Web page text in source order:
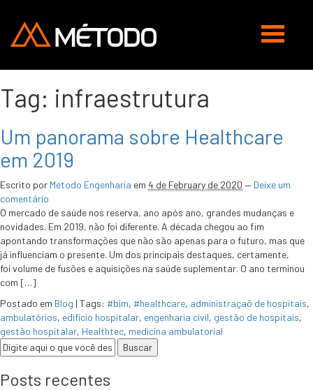
Abrir
Tag: infraestrutura
Um panorama sobre Healthcare
em 2019
Escrito por Metodo Engenharia em 4 de February de 2020 — Deixe um
comentário
O mercado de saúde nos reserva, ano após ano, grandes mudanças e
novidades. Em 2019, não foi diferente. A década chegou ao fim
apontando transformações que não são apenas para o futuro, mas que
já influenciam o presente. Um dos principais destaques, certamente,
foi volume de fusões e aquisições na saúde suplementar. O ano terminou
com […]
Postado em Blog | Tags: #bim, #healthcare, administraçaõ de hospitais,
ambulatórios, edifício hospitalar, engenharia civil, gestão de hospitais,
gestão hospitalar, Healthtec, medicina ambulatorial
Posts recentes